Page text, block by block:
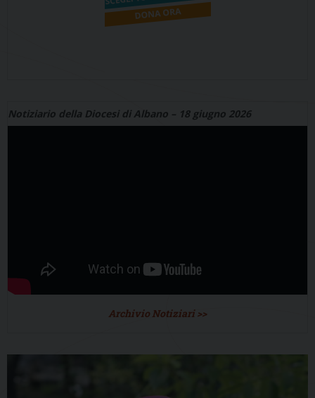
Notiziario della Diocesi di Albano – 18 giugno 2026
Archivio Notiziari >>